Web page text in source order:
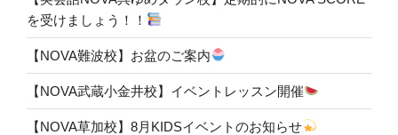
を受けましょう！！
【NOVA難波校】お盆のご案内
【NOVA武蔵小金井校】イベントレッスン開催
【NOVA草加校】8月KIDSイベントのお知らせ